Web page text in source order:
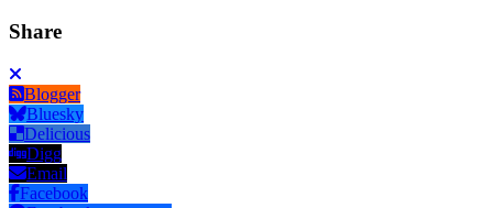
Share
Blogger
Bluesky
Delicious
Digg
Email
Facebook